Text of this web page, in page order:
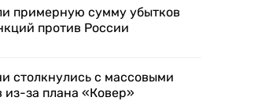
примерную сумму убытков
против России
столкнулись с массовыми
за плана «Ковер»